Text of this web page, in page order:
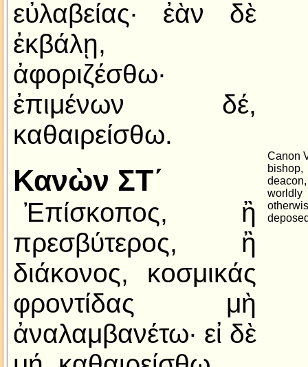
εὐλαβείας· ἐὰν δὲ
ἐκβάλῃ,
ἀφοριζέσθω·
ἐπιμένων δέ,
καθαιρείσθω.
Κανὼν ΣΤ´
Ἐπίσκοπος, ἢ
πρεσβύτερος, ἢ
διάκονος, κοσμικάς
φροντίδας μὴ
ἀναλαμβανέτω· εἰ δὲ
Canon